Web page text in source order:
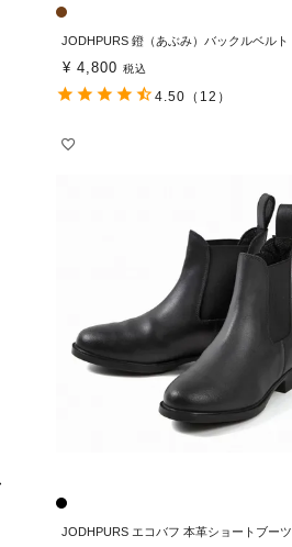
JODHPURS 鐙（あぶみ）バックルベルト
¥ 4,800 税込
4.50 （12）
JODHPURS エコバフ 本革ショートブーツ